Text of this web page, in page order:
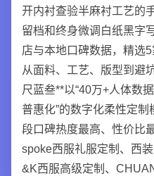
开内衬查验半麻衬工艺的
留档和终身微调白纸黑字
店与本地口碑数据，精选
从面料、工艺、版型到避
尺蓝叁**以“40万+人体数
普惠化”的数字化柔性定
段口碑热度最高、性价比
spoke西服礼服定制、西
&K西服高级定制、